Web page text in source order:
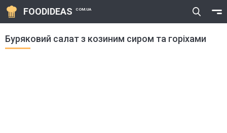
FOODIDEAS COM.UA
Буряковий салат з козиним сиром та горіхами